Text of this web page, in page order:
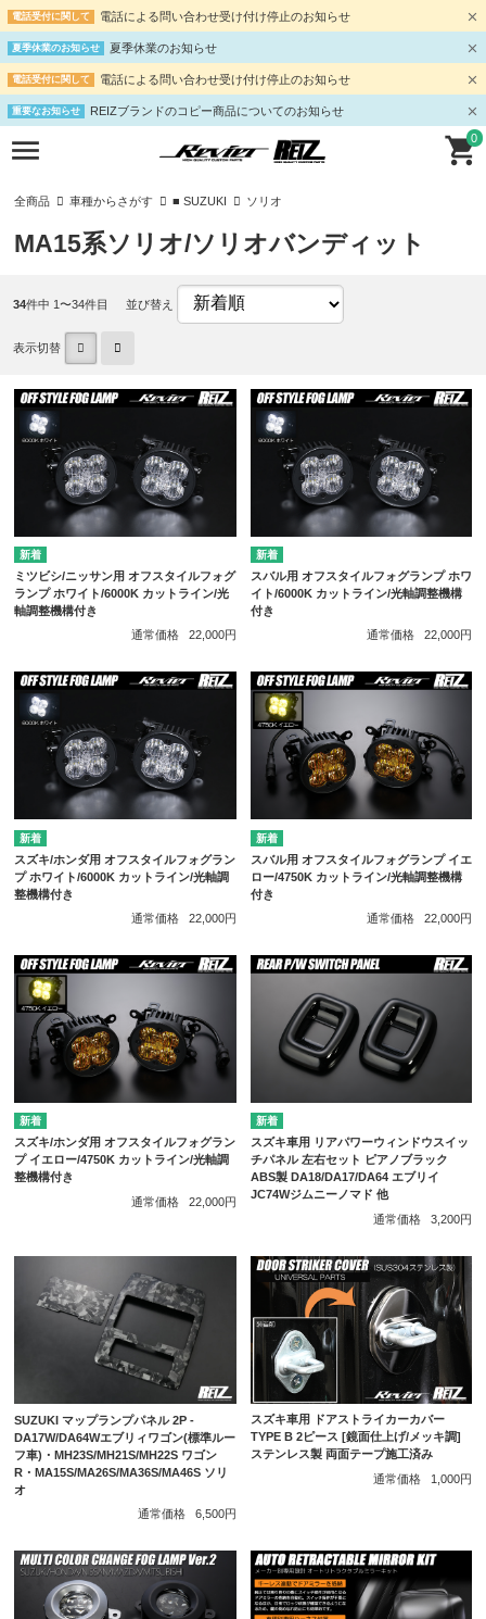
電話受付に関して 電話による問い合わせ受け付け停止のお知らせ
夏季休業のお知らせ 夏季休業のお知らせ
電話受付に関して 電話による問い合わせ受け付け停止のお知らせ
重要なお知らせ REIZブランドのコピー商品についてのお知らせ
0
全商品 車種からさがす ■ SUZUKI ソリオ
MA15系ソリオ/ソリオバンディット
34件中 1〜34件目 並び替え
表示切替
ミツビシ/ニッサン用 オフスタイルフォグ
ランプ ホワイト/6000K カットライン/光
軸調整機構付き
通常価格
22,000円
スバル用 オフスタイルフォグランプ ホワ
イト/6000K カットライン/光軸調整機構
付き
通常価格
22,000円
スズキ/ホンダ用 オフスタイルフォグラン
プ ホワイト/6000K カットライン/光軸調
整機構付き
通常価格
22,000円
スバル用 オフスタイルフォグランプ イエ
ロー/4750K カットライン/光軸調整機構
付き
通常価格
22,000円
スズキ/ホンダ用 オフスタイルフォグラン
プ イエロー/4750K カットライン/光軸調
整機構付き
通常価格
22,000円
スズキ車用 リアパワーウィンドウスイッ
チパネル 左右セット ピアノブラック
ABS製 DA18/DA17/DA64 エブリイ
JC74Wジムニーノマド 他
通常価格
3,200円
SUZUKI マップランプパネル 2P -
DA17W/DA64Wエブリィワゴン(標準ルー
フ車)・MH23S/MH21S/MH22S ワゴン
R・MA15S/MA26S/MA36S/MA46S ソリ
オ
通常価格
6,500円
スズキ車用 ドアストライカーカバー
TYPE B 2ピース [鏡面仕上げ/メッキ調]
ステンレス製 両面テープ施工済み
通常価格
1,000円